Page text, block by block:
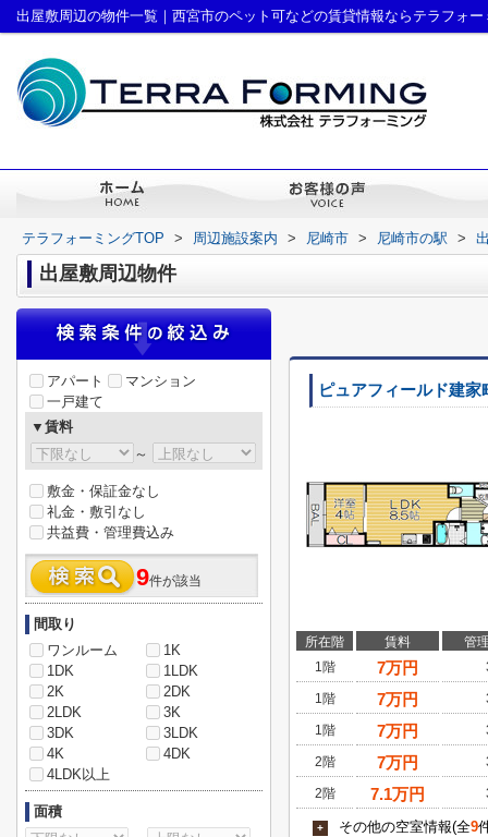
出屋敷周辺の物件一覧｜西宮市のペット可などの賃貸情報ならテラフォー
テラフォーミングTOP > 周辺施設案内 > 尼崎市 > 尼崎市の駅 >
出屋敷周辺物件
ピュアフィールド建家
所在階 賃料
管
1階
7万円
1階 7万円
1階 7万円
2階 7万円
2階 7.1万円
+ その他の空室情報(全9
アパート
マンション
一戸建て
▼賃料
～
敷金・保証金なし
礼金・敷引なし
共益費・管理費込み
9件が該当
間取り
ワンルーム
1K
1DK
1LDK
2K
2DK
2LDK
3K
3DK
3LDK
4K
4DK
4LDK以上
面積